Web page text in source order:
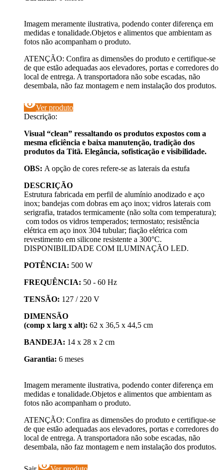
Imagem meramente ilustrativa, podendo conter diferença em
medidas e tonalidade.Objetos e alimentos que ambientam as
fotos não acompanham o produto.
ATENÇÃO: Confira as dimensões do produto e certifique-se
de que estão adequadas aos elevadores, portas e corredores do
local de entrega. A transportadora não sobe escadas, não
desembala, não faz montagem e nem instalação dos produtos.
visibilityVer produto
Descrição:
Visual “clean” ressaltando os produtos expostos com a
mesma eficiência e baixa manutenção, tradição dos
produtos da Titã. Elegância, sofisticação e visibilidade.
OBS: A opção de cores refere-se as laterais da estufa
DESCRIÇÃO
Estrutura fabricada em perfil de alumínio anodizado e aço
inox; bandejas com dobras em aço inox; vidros laterais com
serigrafia, tratados termicamente (não solta com temperatura);
com todos os vidros temperados; termostato; resistência
elétrica em aço inox 304 tubular; fiação elétrica com
revestimento em silicone resistente a 300°C.
DISPONIBILIDADE COM ILUMINAÇÃO LED.
POTÊNCIA: 500 W
FREQUÊNCIA: 50 - 60 Hz
TENSÃO: 127 / 220 V
DIMENSÃO
(comp x larg x alt): 62 x 36,5 x 44,5 cm
BANDEJA: 14 x 28 x 2 cm
Garantia: 6 meses
Imagem meramente ilustrativa, podendo conter diferença em
medidas e tonalidade.Objetos e alimentos que ambientam as
fotos não acompanham o produto.
ATENÇÃO: Confira as dimensões do produto e certifique-se
de que estão adequadas aos elevadores, portas e corredores do
local de entrega. A transportadora não sobe escadas, não
desembala, não faz montagem e nem instalação dos produtos.
visibility